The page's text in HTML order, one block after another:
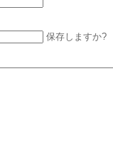
保存しますか?